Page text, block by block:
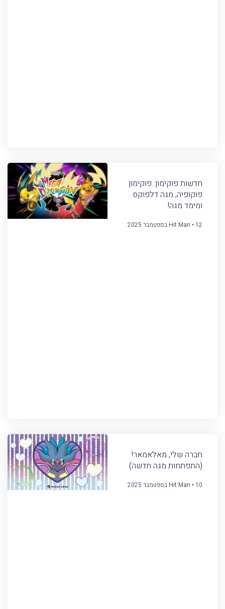
חדשות פוקימון: פוקימון
פוקופיה, מגה דלפוקס
ומימד מגה!
Hit Man 12 בספטמבר 2025
חברה שלי, מאלאמאר!
(התפתחות מגה חדשה)
Hit Man 10 בספטמבר 2025